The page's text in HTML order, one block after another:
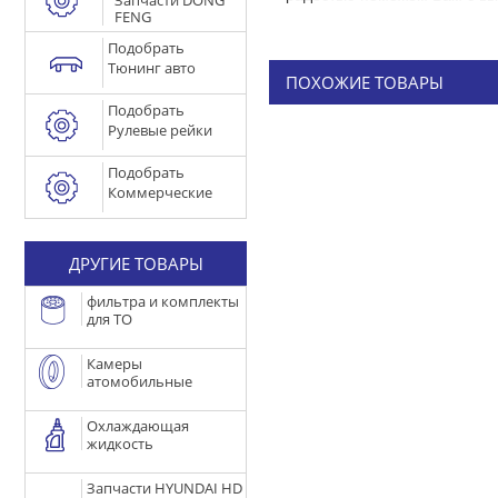
FENG
Подобрать
Тюнинг авто
Подобрать
Рулевые рейки
Подобрать
Коммерческие
ДРУГИЕ ТОВАРЫ
фильтра и комплекты
для ТО
Камеры
атомобильные
Охлаждающая
жидкость
Запчасти HYUNDAI HD
ПОХОЖИЕ ТОВАРЫ